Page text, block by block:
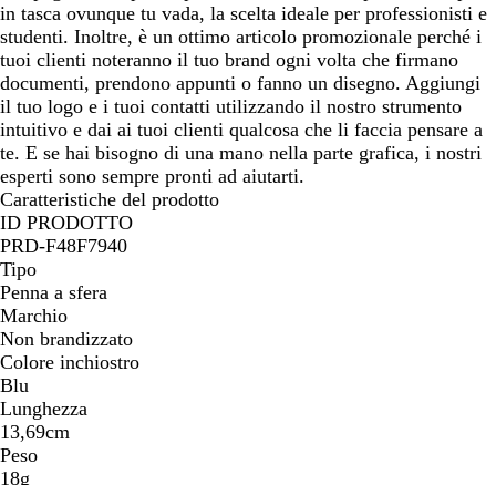
a
r
o
o
d
o
o
in tasca ovunque tu vada, la scelta ideale per professionisti e
studenti. Inoltre, è un ottimo articolo promozionale perché i
tuoi clienti noteranno il tuo brand ogni volta che firmano
documenti, prendono appunti o fanno un disegno. Aggiungi
il tuo logo e i tuoi contatti utilizzando il nostro strumento
intuitivo e dai ai tuoi clienti qualcosa che li faccia pensare a
te. E se hai bisogno di una mano nella parte grafica, i nostri
esperti sono sempre pronti ad aiutarti.
Caratteristiche del prodotto
ID PRODOTTO
PRD-F48F7940
Tipo
Penna a sfera
Marchio
Non brandizzato
Colore inchiostro
Blu
Lunghezza
13,69cm
Peso
18g